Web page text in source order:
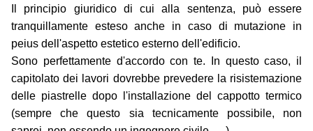
Il principio giuridico di cui alla sentenza, può essere
tranquillamente esteso anche in caso di mutazione in
peius dell'aspetto estetico esterno dell'edificio.
Sono perfettamente d'accordo con te. In questo caso, il
capitolato dei lavori dovrebbe prevedere la risistemazione
delle piastrelle dopo l'installazione del cappotto termico
(sempre che questo sia tecnicamente possibile, non